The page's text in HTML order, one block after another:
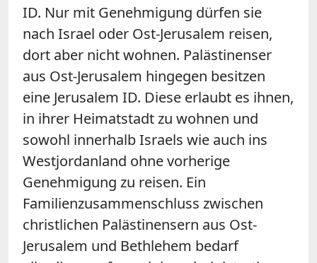
ID. Nur mit Genehmigung dürfen sie
nach Israel oder Ost-Jerusalem reisen,
dort aber nicht wohnen. Palästinenser
aus Ost-Jerusalem hingegen besitzen
eine Jerusalem ID. Diese erlaubt es ihnen,
in ihrer Heimatstadt zu wohnen und
sowohl innerhalb Israels wie auch ins
Westjordanland ohne vorherige
Genehmigung zu reisen. Ein
Familienzusammenschluss zwischen
christlichen Palästinensern aus Ost-
Jerusalem und Bethlehem bedarf